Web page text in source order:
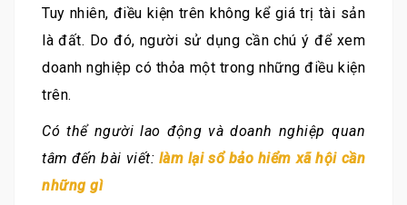
Tuy nhiên, điều kiện trên không kể giá trị tài sản
là đất. Do đó, người sử dụng cần chú ý để xem
doanh nghiệp có thỏa một trong những điều kiện
trên.
Có thể người lao động và doanh nghiệp quan
tâm đến bài viết: làm lại sổ bảo hiểm xã hội cần
những gì